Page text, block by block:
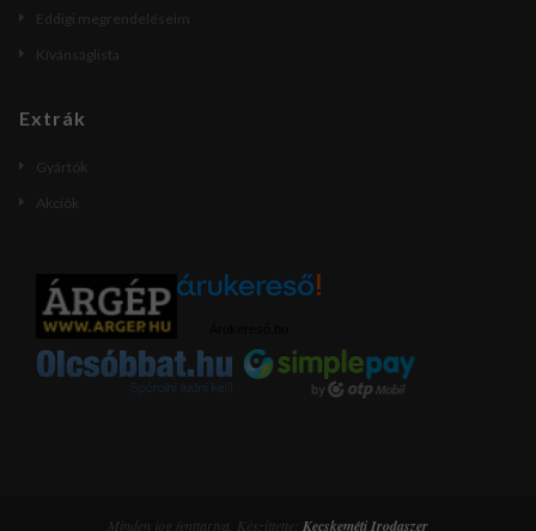
Eddigi megrendeléseim
Kívánságlista
Extrák
Gyártók
Akciók
Minden jog fenttartva. Készíttette: Kecskeméti Irodaszer